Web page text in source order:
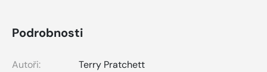
Podrobnosti
Autoři:
Terry Pratchett